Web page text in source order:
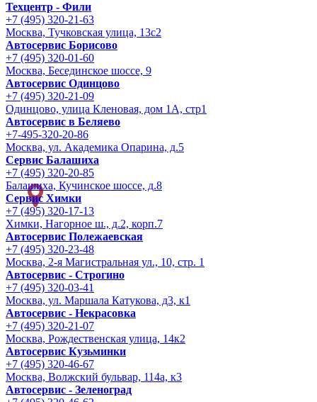
Техцентр - Фили
+7 (495) 320-21-63
Москва, Тучковская улица, 13с2
Автосервис Борисово
+7 (495) 320-01-60
Москва, Бесединское шоссе, 9
Автосервис Одинцово
+7 (495) 320-21-09
Одинцово, улица Кленовая, дом 1А, стр1
Автосервис в Беляево
+7-495-320-20-86
Москва, ул. Академика Опарина, д.5
Сервис Балашиха
+7 (495) 320-20-85
Балашиха, Кучинское шоссе, д.8
Сервис Химки
+7 (495) 320-17-13
Химки, Нагорное ш., д.2, корп.7
Автосервис Полежаевская
+7 (495) 320-23-48
Москва, 2-я Магистральная ул., 10, стр. 1
Автосервис - Строгино
+7 (495) 320-03-41
Москва, ул. Маршала Катукова, д3, к1
Автосервис - Некрасовка
+7 (495) 320-21-07
Москва, Рождественская улица, 14к2
Автосервис Кузьминки
+7 (495) 320-46-67
Москва, Волжский бульвар, 114а, к3
Автосервис - Зеленоград